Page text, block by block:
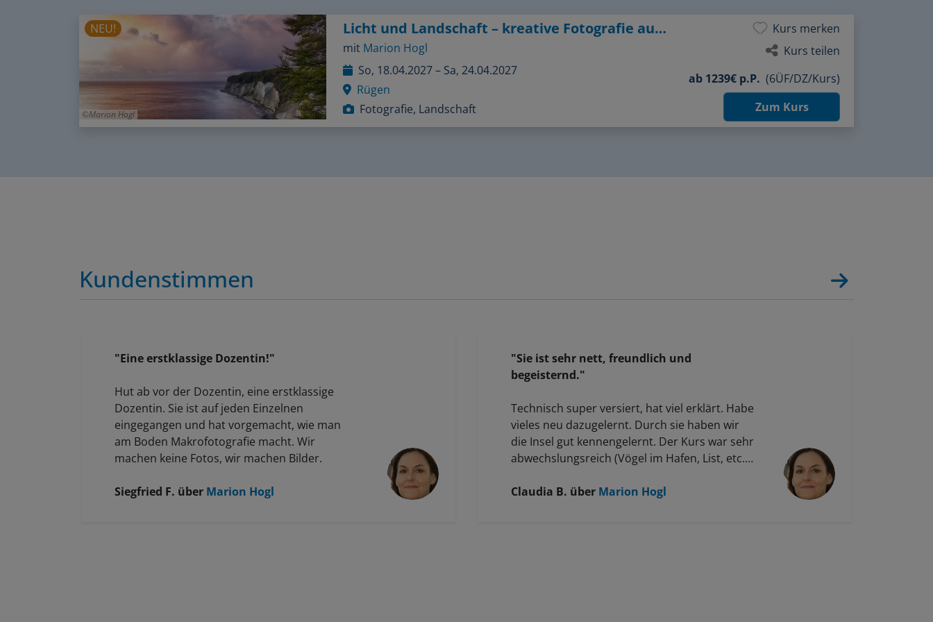
Marion Hogl
NEU!
mit Marion Hogl
So, 18.04.2027 – Sa, 24.04.2027
Rügen
Fotografie, Landschaft
Kurs merken
Kurs teilen
ab 1239€ p.P.
(6ÜF/DZ/Kurs)
Zum Kurs
Kundenstimmen
"Eine erstklassige Dozentin!"
Hut ab vor der Dozentin, eine erstklassige
Dozentin. Sie ist auf jeden Einzelnen
eingegangen und hat vorgemacht, wie man
am Boden Makrofotografie macht. Wir
machen keine Fotos, wir machen Bilder.
Siegfried F. über Marion Hogl
"Sie ist sehr nett, freundlich und
begeisternd."
Technisch super versiert, hat viel erklärt. Habe
vieles neu dazugelernt. Durch sie haben wir
die Insel gut kennengelernt. Der Kurs war sehr
abwechslungsreich (Vögel im Hafen, List, etc.).
Es hat viel Spaß gemacht. Ihre Art zu erklären
ist super anschaulich, sowohl in ihrem Buch
als auch in der Praxis. Sie ist sehr nett,
Claudia B. über Marion Hogl